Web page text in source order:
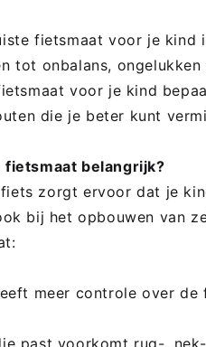
fietsmaat voor je
tot onbalans,
voor je kind
die je beter kunt
fietsmaat belangrijk?
fiets zorgt ervoor dat je
bij het opbouwen van
meer controle over
past voorkomt rug-,